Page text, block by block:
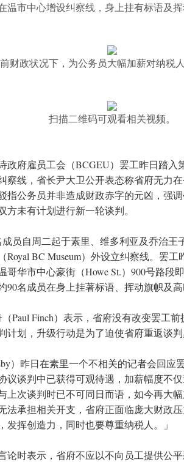
温市中心增设纠察线，身上挂有标语及
财政状况下，为公务员大幅加薪对纳税
扫描二维码可观看相关视频。
政府雇员工会（BCGEU）罢工昨日踏
察线，省长尹大卫公开表态称省府无力
指公务员并非造成财政赤字的元凶，强
方未有计划进行新一轮谈判。
成员自周二起于素里、维多利亚及乔治王
Royal BC Museum）外设立纠察线。罢
哥华市中心豪街（Howe St.）900号路段
90名成员在身上挂著标语、挥动旗帜及
Paul Finch）表示，省府没有改变罢工
计划，升级行动是为了迫使省府重返谈
）昨日在素里一个不相关的记者会回应
议谈判中已获得可观待遇，加薪幅度不
上次谈判时已不可同日而语，如今再大
法承担相关开支，省府正面临庞大财政
发挥创造力，同时也要尊重纳税人。」
论时表示，省府不应以不向员工提供公